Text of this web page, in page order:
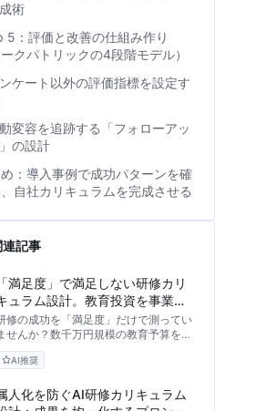
術
5：評価と改善の仕組み作り
ークパトリックの4段階モデル）
ケート以外の評価指標を設定す
変容を追跡する「フォローアッ
の設計
め：導入事例で成功パターンを確
自社カリキュラムを完成させる
連記事
「満足度」で満足しない研修カリ
ュラム設計。教育投資を事業成
へ直結させるROI算出とエビデ
ス構築
修の成功を「満足度」だけで測ってい
せんか？数千万円規模の教育予算を執
する責任者向けに、カークパトリッ
ク・モデルを応用した4段階のKPI設
得させる研修ROI算出シミュレーショ
など、エビデンスに基づくカリキュラ
AI推奨
人化を防ぐAI研修カリキュラム